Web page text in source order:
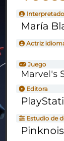
María
Actriz
Juego
Marvel's
Editora
Estudio de